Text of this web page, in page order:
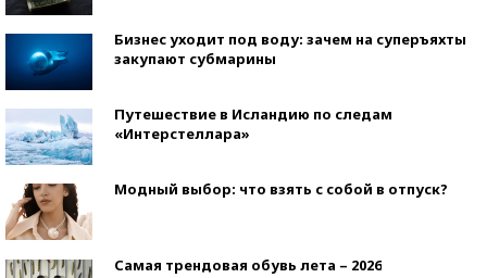
Бизнес уходит под воду: зачем на суперъяхты
закупают субмарины
Путешествие в Исландию по следам
«Интерстеллара»
Модный выбор: что взять с собой в отпуск?
Самая трендовая обувь лета – 2026